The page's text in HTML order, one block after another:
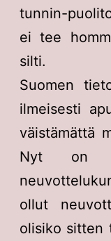
tunnin-
ei tee
silti.
Suomen
ilmeisesti
väistämättä
Nyt on
ollut
olisiko sitten